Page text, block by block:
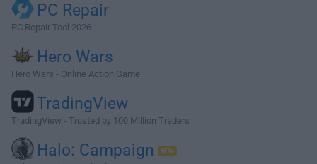
PC Repair
PC Repair Tool 2026
Hero Wars
Hero Wars - Online Action Game
TradingView
TradingView - Trusted by 100 Million Traders
Halo: Campaign